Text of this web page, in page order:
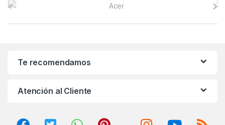
Te recomendamos
Atención al Cliente